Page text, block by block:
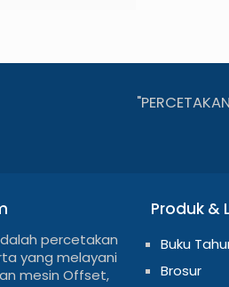
percetakan
yang melayani
mesin Offset,
Produk &
Buku
Brosur